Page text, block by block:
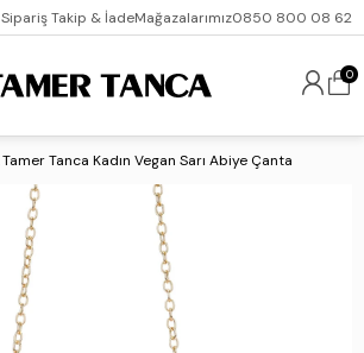
Sipariş Takip & İadeMağazalarımız0850 800 08 62
0
Tamer Tanca Kadın Vegan Sarı Abiye Çanta